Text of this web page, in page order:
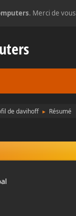
. Merci de vous
de davihoff ► Résumé